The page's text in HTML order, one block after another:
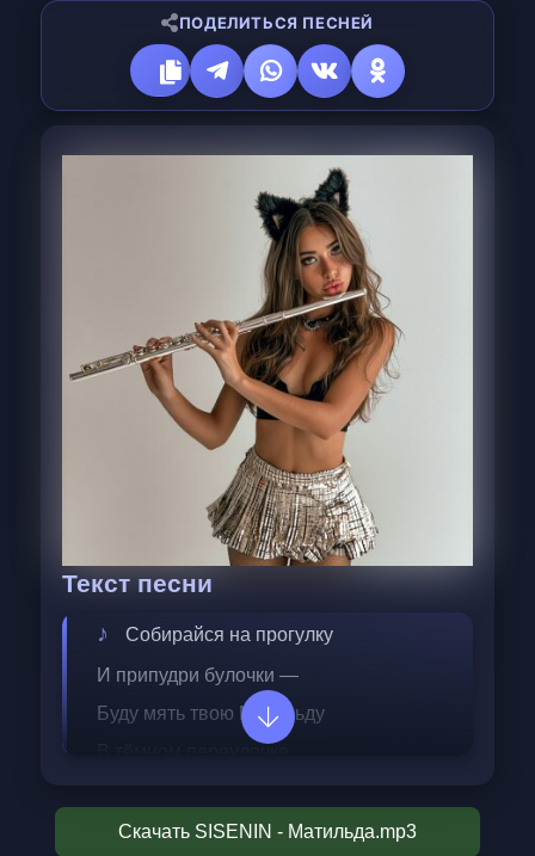
ПОДЕЛИТЬСЯ ПЕСНЕЙ
Текст песни
Собирайся на прогулку
И припудри булочки —
Буду мять твою Матильду
Не стесняйся запустить
Скачать SISENIN - Матильда.mp3